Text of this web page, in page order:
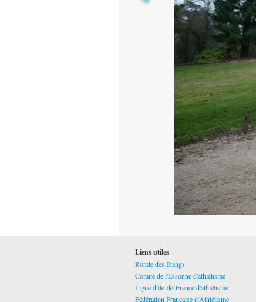
Liens utiles
Ronde des Etangs
Comité de l'Essonne d'athlétisme
Ligue d'Ile-de-France d'athlétisme
Fédération Française d'Athlétisme